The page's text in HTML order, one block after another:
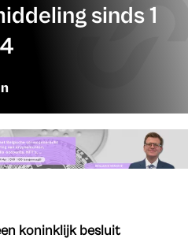
sinds 1
koninklijk besluit